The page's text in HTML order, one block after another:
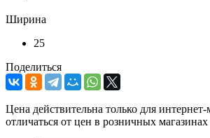
Ширина
25
Поделиться
Цена действительна только для
отличаться от цен в розничных магазинах